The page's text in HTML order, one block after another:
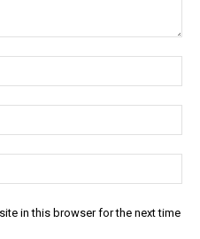
in this browser for the next time